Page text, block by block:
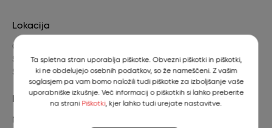
Lokacija
Gerbičeva 60
SI-1000 Ljubljana
Slovenija
Dežurni veterinar
Nujna veterinarska pomoč za pse in mačke in
Ta spletna stran uporablja piškotke. Obvezni piškotki in piškotki,
ki ne obdelujejo osebnih podatkov, so že nameščeni. Z vašim
soglasjem pa vam bomo naložili tudi piškotke za izboljšanje vaše
uporabniške izkušnje. Več informacij o piškotkih si lahko preberite
na strani Piškotki, kjer lahko tudi urejate nastavitve.